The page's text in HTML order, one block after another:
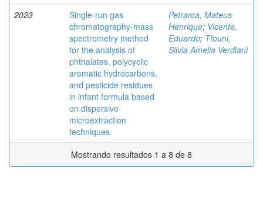
2023
Single-run gas
chromatography-mass
spectrometry method
for the analysis of
phthalates, polycyclic
aromatic hydrocarbons,
and pesticide residues
in infant formula based
on dispersive
microextraction
techniques
Petrarca, Mateus
Henrique; Vicente,
Eduardo; Tfouni,
Silvia Amelia Verdiani
Mostrando resultados 1 a 8 de 8